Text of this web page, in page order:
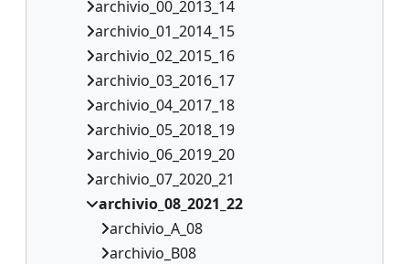
archivio_00_2013_14
archivio_01_2014_15
archivio_02_2015_16
archivio_03_2016_17
archivio_04_2017_18
archivio_05_2018_19
archivio_06_2019_20
archivio_07_2020_21
archivio_08_2021_22
archivio_A_08
archivio_B08